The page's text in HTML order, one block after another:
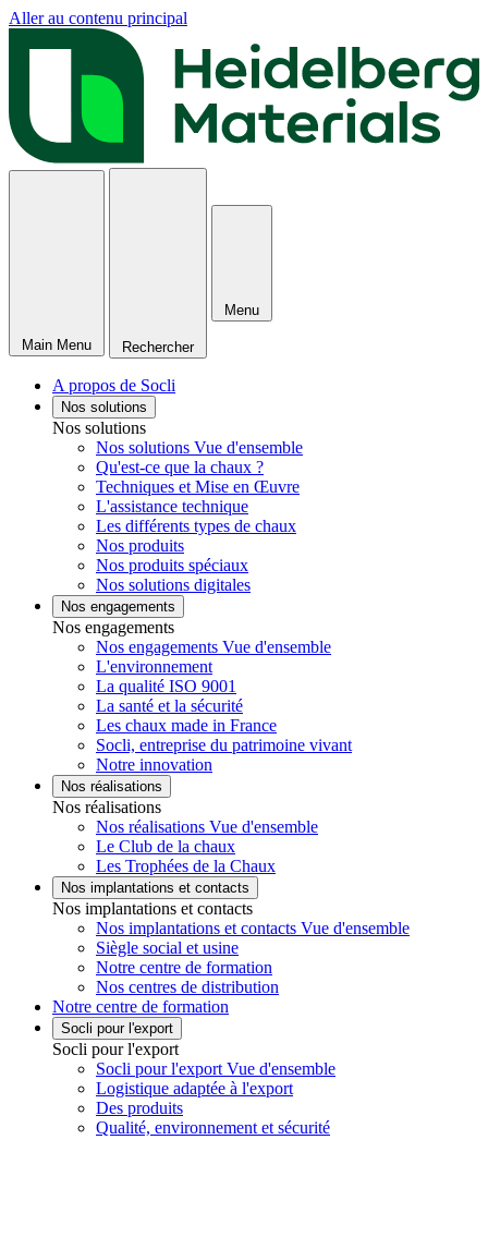
Aller au contenu principal
Main Menu Rechercher
Menu
A propos de Socli
Nos solutions
Nos solutions
Nos solutions Vue d'ensemble
Qu'est-ce que la chaux ?
Techniques et Mise en Œuvre
L'assistance technique
Les différents types de chaux
Nos produits
Nos produits spéciaux
Nos solutions digitales
Nos engagements
Nos engagements
Nos engagements Vue d'ensemble
L'environnement
La qualité ISO 9001
La santé et la sécurité
Les chaux made in France
Socli, entreprise du patrimoine vivant
Notre innovation
Nos réalisations
Nos réalisations
Nos réalisations Vue d'ensemble
Le Club de la chaux
Les Trophées de la Chaux
Nos implantations et contacts
Nos implantations et contacts
Nos implantations et contacts Vue d'ensemble
Siègle social et usine
Notre centre de formation
Nos centres de distribution
Notre centre de formation
Socli pour l'export
Socli pour l'export
Socli pour l'export Vue d'ensemble
Logistique adaptée à l'export
Des produits
Qualité, environnement et sécurité